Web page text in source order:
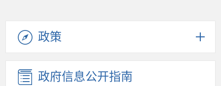
政策
政府信息公开指南